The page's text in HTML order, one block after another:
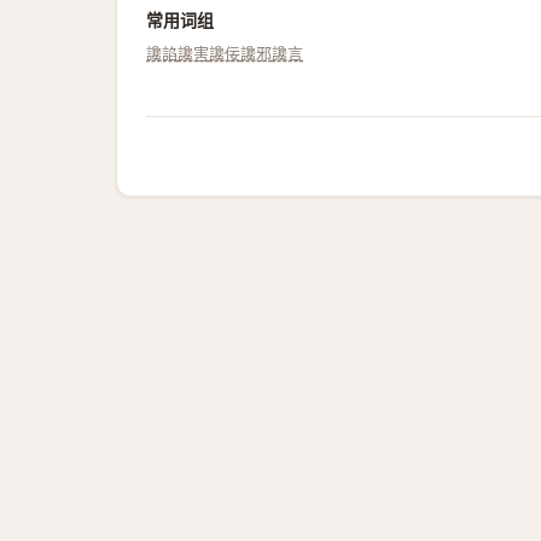
常用词组
讒諂讒害讒佞讒邪讒言